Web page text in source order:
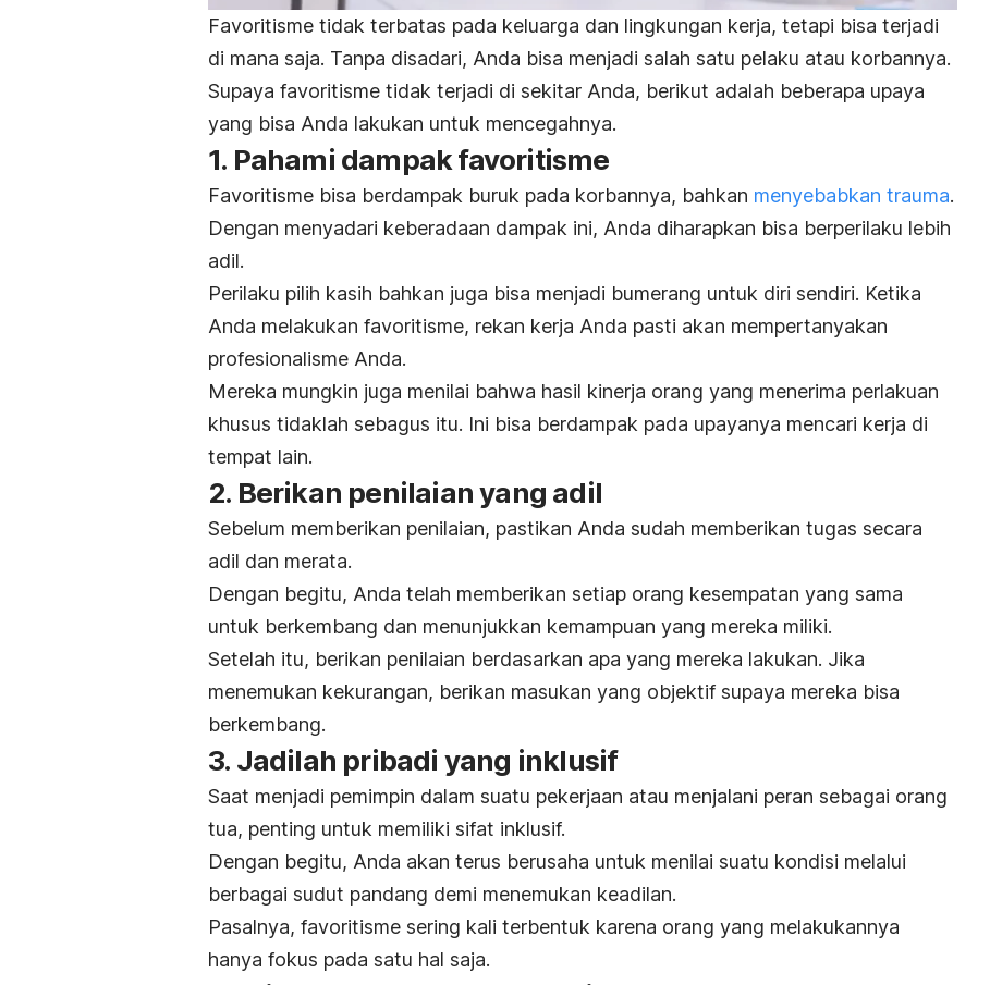
Favoritisme tidak terbatas pada keluarga dan lingkungan kerja, tetapi bisa terjadi
di mana saja. Tanpa disadari, Anda bisa menjadi salah satu pelaku atau korbannya.
Supaya favoritisme tidak terjadi di sekitar Anda, berikut adalah beberapa upaya
yang bisa Anda lakukan untuk mencegahnya.
1. Pahami dampak favoritisme
Favoritisme bisa berdampak buruk pada korbannya, bahkan menyebabkan trauma.
Dengan menyadari keberadaan dampak ini, Anda diharapkan bisa berperilaku lebih
adil.
Perilaku pilih kasih bahkan juga bisa menjadi bumerang untuk diri sendiri. Ketika
Anda melakukan favoritisme, rekan kerja Anda pasti akan mempertanyakan
profesionalisme Anda.
Mereka mungkin juga menilai bahwa hasil kinerja orang yang menerima perlakuan
khusus tidaklah sebagus itu. Ini bisa berdampak pada upayanya mencari kerja di
tempat lain.
2. Berikan penilaian yang adil
Sebelum memberikan penilaian, pastikan Anda sudah memberikan tugas secara
adil dan merata.
Dengan begitu, Anda telah memberikan setiap orang kesempatan yang sama
untuk berkembang dan menunjukkan kemampuan yang mereka miliki.
Setelah itu, berikan penilaian berdasarkan apa yang mereka lakukan. Jika
menemukan kekurangan, berikan masukan yang objektif supaya mereka bisa
berkembang.
3. Jadilah pribadi yang inklusif
Saat menjadi pemimpin dalam suatu pekerjaan atau menjalani peran sebagai orang
tua, penting untuk memiliki sifat inklusif.
Dengan begitu, Anda akan terus berusaha untuk menilai suatu kondisi melalui
berbagai sudut pandang demi menemukan keadilan.
Pasalnya, favoritisme sering kali terbentuk karena orang yang melakukannya
hanya fokus pada satu hal saja.